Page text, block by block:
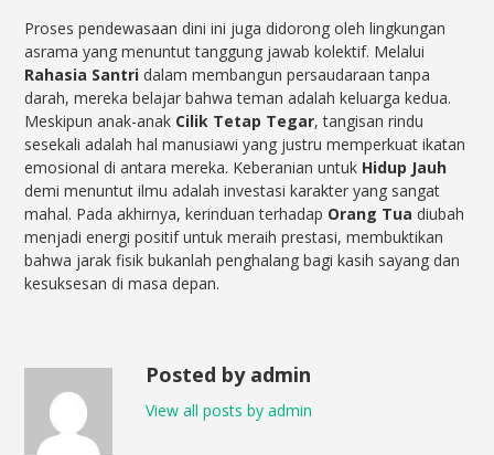
Proses pendewasaan dini ini juga didorong oleh lingkungan
asrama yang menuntut tanggung jawab kolektif. Melalui
Rahasia Santri dalam membangun persaudaraan tanpa
darah, mereka belajar bahwa teman adalah keluarga kedua.
Meskipun anak-anak Cilik Tetap Tegar, tangisan rindu
sesekali adalah hal manusiawi yang justru memperkuat ikatan
emosional di antara mereka. Keberanian untuk Hidup Jauh
demi menuntut ilmu adalah investasi karakter yang sangat
mahal. Pada akhirnya, kerinduan terhadap Orang Tua diubah
menjadi energi positif untuk meraih prestasi, membuktikan
bahwa jarak fisik bukanlah penghalang bagi kasih sayang dan
kesuksesan di masa depan.
Posted by admin
View all posts by admin